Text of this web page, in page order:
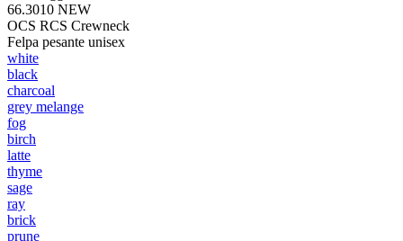
66.3010 NEW
OCS RCS Crewneck
Felpa pesante unisex
white
black
charcoal
grey melange
fog
birch
latte
thyme
sage
ray
brick
prune